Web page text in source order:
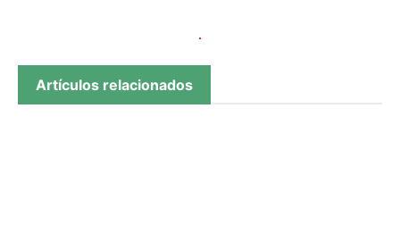
Artículos relacionados